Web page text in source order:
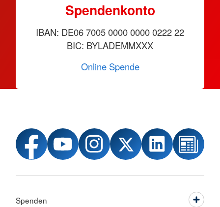
Spendenkonto
IBAN: DE06 7005 0000 0000 0222 22
BIC: BYLADEMMXXX
Online Spende
Spenden